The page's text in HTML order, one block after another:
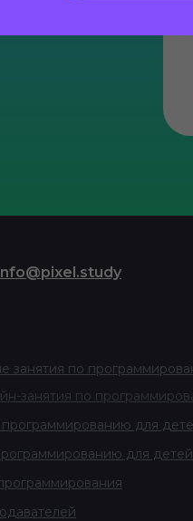
для
для детей
занятия по
занятия по